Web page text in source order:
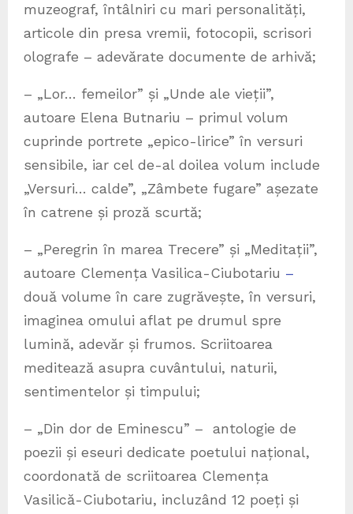
muzeograf, întâlniri cu mari personalități,
articole din presa vremii, fotocopii, scrisori
olografe – adevărate documente de arhivă;
– „Lor… femeilor” și „Unde ale vieții”,
autoare Elena Butnariu – primul volum
cuprinde portrete „epico-lirice” în versuri
sensibile, iar cel de-al doilea volum include
„Versuri… calde”, „Zâmbete fugare” așezate
în catrene și proză scurtă;
– „Peregrin în marea Trecere” și „Meditații”,
autoare Clemența Vasilica-Ciubotariu –
două volume în care zugrăvește, în versuri,
imaginea omului aflat pe drumul spre
lumină, adevăr și frumos. Scriitoarea
meditează asupra cuvântului, naturii,
sentimentelor și timpului;
– „Din dor de Eminescu” – antologie de
poezii și eseuri dedicate poetului național,
coordonată de scriitoarea Clemența
Vasilică-Ciubotariu, incluzând 12 poeți și